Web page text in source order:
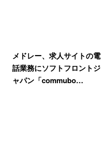
メドレー、求人サイトの電
話業務にソフトフロントジ
ャパン「commubo…